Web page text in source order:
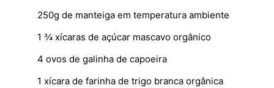
250g de manteiga em temperatura ambiente
1 ¾ xícaras de açúcar mascavo orgânico
4 ovos de galinha de capoeira
1 xícara de farinha de trigo branca orgânica